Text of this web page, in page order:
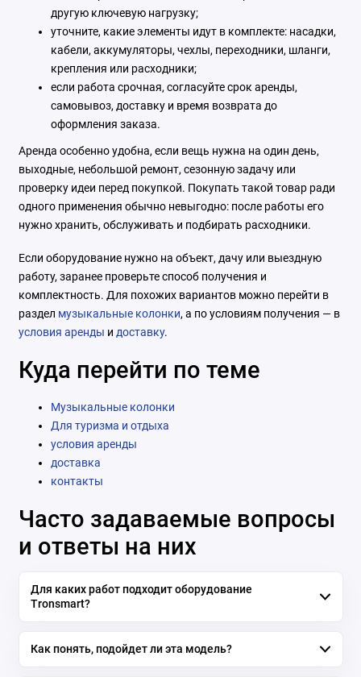
другую ключевую нагрузку;
уточните, какие элементы идут в комплекте: насадки,
кабели, аккумуляторы, чехлы, переходники, шланги,
крепления или расходники;
если работа срочная, согласуйте срок аренды,
самовывоз, доставку и время возврата до
оформления заказа.
Аренда особенно удобна, если вещь нужна на один день,
выходные, небольшой ремонт, сезонную задачу или
проверку идеи перед покупкой. Покупать такой товар ради
одного применения обычно невыгодно: после работы его
нужно хранить, обслуживать и подбирать расходники.
Если оборудование нужно на объект, дачу или выездную
работу, заранее проверьте способ получения и
комплектность. Для похожих вариантов можно перейти в
раздел музыкальные колонки, а по условиям получения — в
условия аренды и доставку.
Куда перейти по теме
Музыкальные колонки
Для туризма и отдыха
условия аренды
доставка
контакты
Часто задаваемые вопросы
и ответы на них
Для каких работ подходит оборудование
Tronsmart?
Как понять, подойдет ли эта модель?